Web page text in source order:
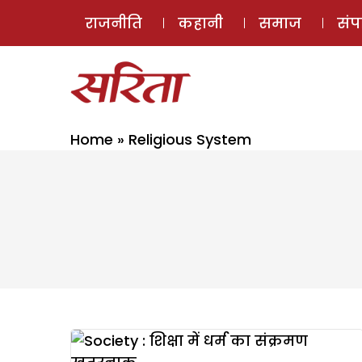
राजनीति कहानी समाज
Home » Religious System